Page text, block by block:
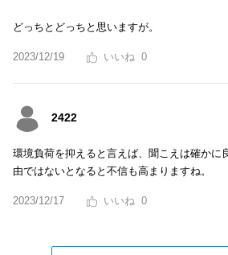
どっちとどっちと思いますが。
2023/12/19 0
2422
環境負荷を抑えると言えば、聞こえは確かに
由ではないとなると不信も高まりますね。
2023/12/17 0